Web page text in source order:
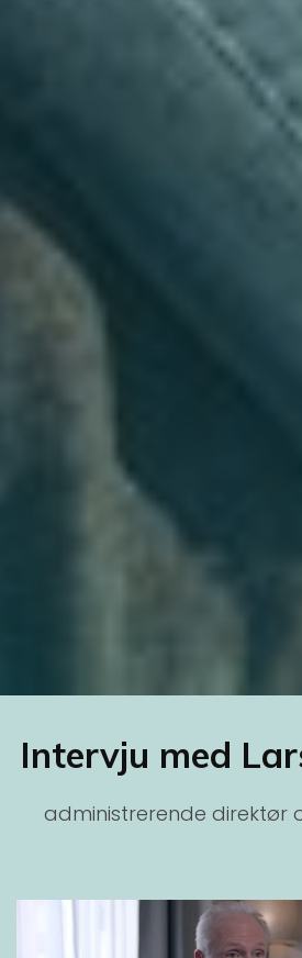
Intervju med
administrerende direktør